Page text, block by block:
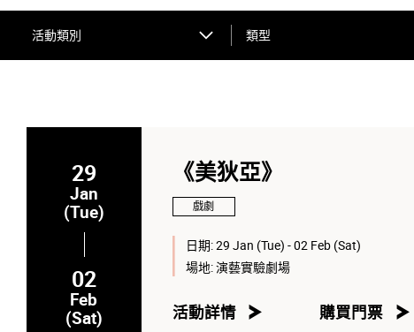
活動類別 類型
29
Jan
(Tue)
02
Feb
(Sat)
《美狄亞》
戲劇
日期:29 Jan (Tue) - 02 Feb (Sat)
場地:演藝實驗劇場
活動詳情 購買門票